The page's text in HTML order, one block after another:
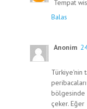
Tempat
Balas
Anonim
çeker.